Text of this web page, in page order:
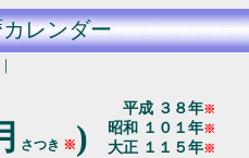
レンダー
さつき ※)
平成 ３８年※
昭和 １０１年※
大正 １１５年※